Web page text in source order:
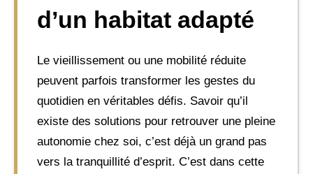
d’un habitat adapté
Le vieillissement ou une mobilité réduite
peuvent parfois transformer les gestes du
quotidien en véritables défis. Savoir qu’il
existe des solutions pour retrouver une pleine
autonomie chez soi, c’est déjà un grand pas
vers la tranquillité d’esprit. C’est dans cette